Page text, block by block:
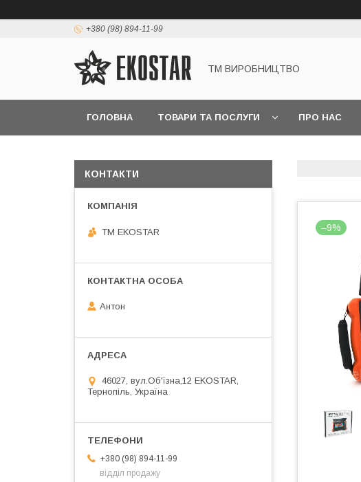
+380 (98) 894-11-99
ТМ ВИРОБНИЦТВО
ГОЛОВНА ТОВАРИ ТА ПОСЛУГИ ПРО НАС
–9%
КОНТАКТИ
ТМ EKOSTAR
Антон
46027, вул.Об'їзна,12 EKOSTAR,
Тернопіль, Україна
+380 (98) 894-11-99
відділ продажу